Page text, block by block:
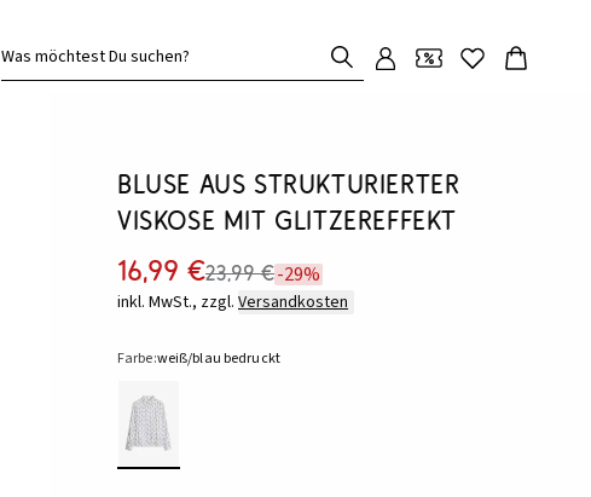
Was möchtest Du suchen?
Bluse aus strukturierter
Viskose mit Glitzereffekt
16,99 €23,99 €-29%
inkl. MwSt., zzgl. Versandkosten
Farbe:weiß/blau bedruckt